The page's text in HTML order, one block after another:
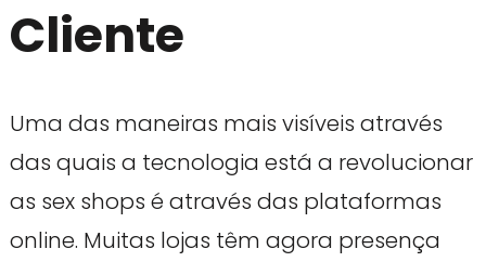
Cliente
Uma das maneiras mais visíveis através
das quais a tecnologia está a revolucionar
as sex shops é através das plataformas
online. Muitas lojas têm agora presença